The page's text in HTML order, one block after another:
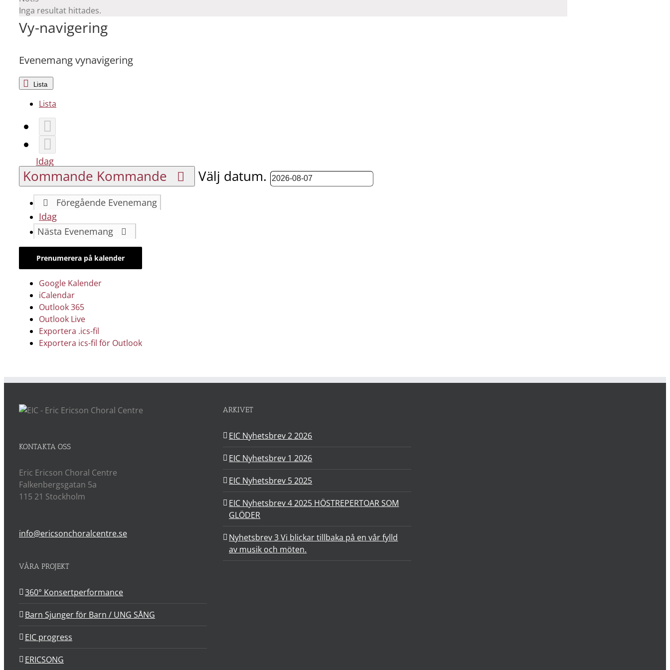
Inga resultat hittades.
Vy-navigering
Evenemang vynavigering
Lista
Lista
Idag
Kommande Kommande Välj datum.
Föregående Evenemang
Idag
Nästa Evenemang
Prenumerera på kalender
Google Kalender
iCalendar
Outlook 365
Outlook Live
Exportera .ics-fil
Exportera ics-fil för Outlook
KONTAKTA OSS
Eric Ericson Choral Centre
Falkenbergsgatan 5a
115 21 Stockholm
info@ericsonchoralcentre.se
ARKIVET
EIC Nyhetsbrev 2 2026
EIC Nyhetsbrev 1 2026
EIC Nyhetsbrev 5 2025
EIC Nyhetsbrev 4 2025 HÖSTREPERTOAR SOM
GLÖDER
Nyhetsbrev 3 Vi blickar tillbaka på en vår fylld
av musik och möten.
VÅRA PROJEKT
360° Konsertperformance
Barn Sjunger för Barn / UNG SÅNG
EIC progress
ERICSONG